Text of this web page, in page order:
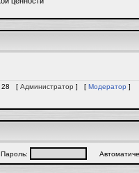
28 [ Администратор ] [ Модератор ]